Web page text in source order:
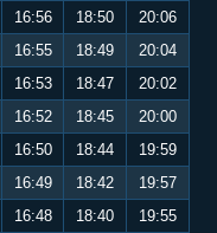
16:56 18:50
20:06
16:55 18:49
20:04
16:53 18:47
20:02
16:52 18:45
20:00
16:50 18:44
19:59
16:49 18:42
19:57
16:48 18:40
19:55